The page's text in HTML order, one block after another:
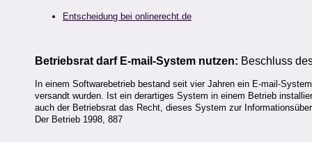
Entscheidung bei onlinerecht.de
Betriebsrat darf E-mail-System nutzen: Beschluss
In einem Softwarebetrieb bestand seit vier Jahren ein E-mail-
versandt wurden. Ist ein derartiges System in einem Betrieb
auch der Betriebsrat das Recht, dieses System zur
Der Betrieb 1998, 887